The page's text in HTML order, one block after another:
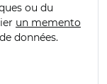
ou du
un memento
données.